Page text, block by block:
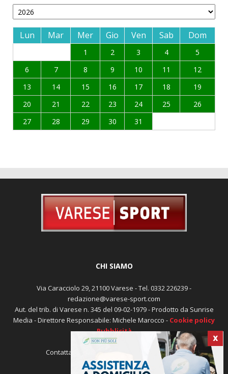
Lun Mar Mer Gio Ven Sab Dom
1 2 3 4
5
6
7 8 9 10 11
12
13
14 15 16 17 18
19
20
21 22 23 24 25
26
27
28 29 30 31
X
CHI SIAMO
Via Caracciolo 29, 21100 Varese - Tel. 0332 226239 -
redazione@varese-sport.com
Aut. del trib. di Varese n. 345 del 09-02-1979 - Prodotto da Sunrise
Media - Direttore Responsabile: Michele Marocco - Cookie policy
Pubblicità
Contattaci: redazione@varese-sport.com